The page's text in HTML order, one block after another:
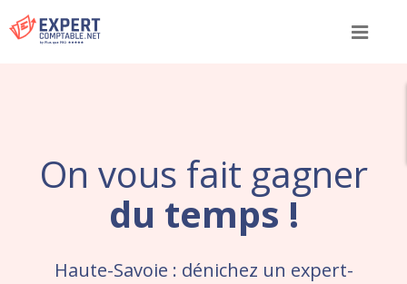
Menu
On vous fait gagner
du temps !
Haute-Savoie : dénichez un expert-